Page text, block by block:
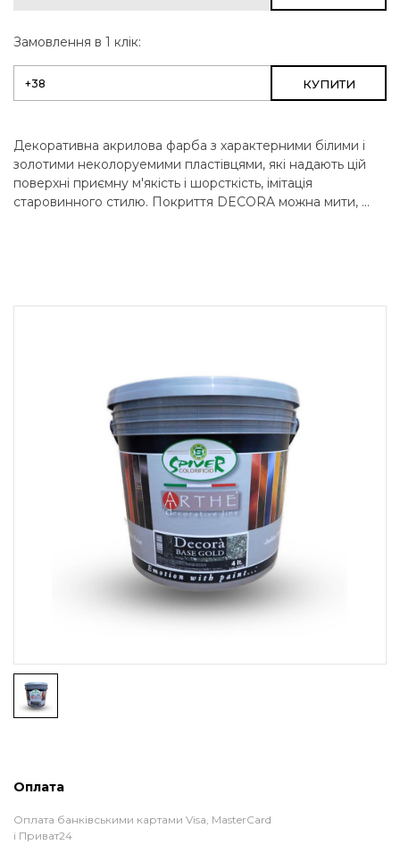
Замовлення в 1 клік:
КУПИТИ
Декоративна акрилова фарба з характерними білими і
золотими неколоруемими пластівцями, які надають цій
поверхні приємну м'якість і шорсткість, імітація
старовинного стилю. Покриття DECORA можна мити, ...
Оплата
Оплата банківськими картами Visa, MasterCard
і Приват24